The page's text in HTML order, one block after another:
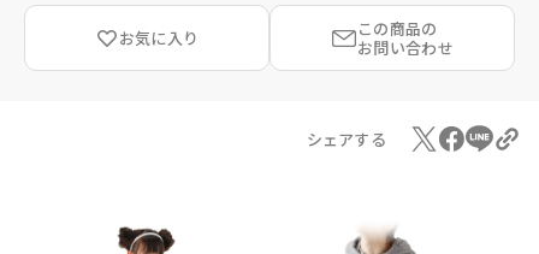
お気に入り
この商品の
お問い合わせ
シェアする